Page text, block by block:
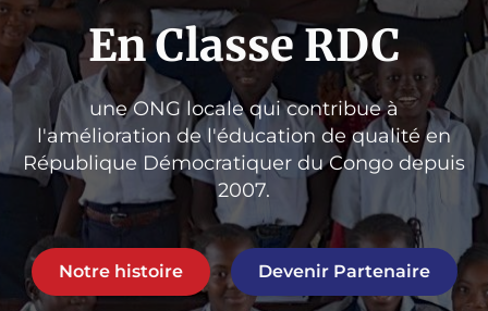
En Classe RDC
une ONG locale qui contribue à
l'amélioration de l'éducation de qualité en
République Démocratiquer du Congo depuis
2007.
Notre histoire Devenir Partenaire